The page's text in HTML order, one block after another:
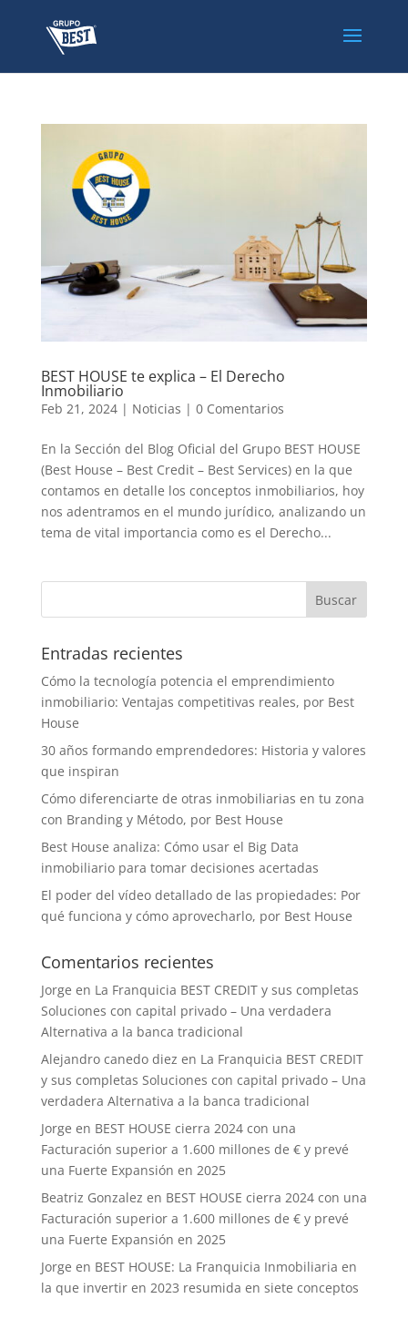
BEST HOUSE te explica – El Derecho
Inmobiliario
Feb 21, 2024| Noticias | 0 Comentarios
En la Sección del Blog Oficial del Grupo BEST HOUSE
(Best House – Best Credit – Best Services) en la que
contamos en detalle los conceptos inmobiliarios, hoy
nos adentramos en el mundo jurídico, analizando un
tema de vital importancia como es el Derecho...
Entradas recientes
Cómo la tecnología potencia el emprendimiento
inmobiliario: Ventajas competitivas reales, por Best
House
30 años formando emprendedores: Historia y valores
que inspiran
Cómo diferenciarte de otras inmobiliarias en tu zona
con Branding y Método, por Best House
Best House analiza: Cómo usar el Big Data
inmobiliario para tomar decisiones acertadas
El poder del vídeo detallado de las propiedades: Por
qué funciona y cómo aprovecharlo, por Best House
Comentarios recientes
Jorge en La Franquicia BEST CREDIT y sus completas
Soluciones con capital privado – Una verdadera
Alternativa a la banca tradicional
Alejandro canedo diez en La Franquicia BEST CREDIT
y sus completas Soluciones con capital privado – Una
verdadera Alternativa a la banca tradicional
Jorge en BEST HOUSE cierra 2024 con una
Facturación superior a 1.600 millones de € y prevé
una Fuerte Expansión en 2025
Beatriz Gonzalez en BEST HOUSE cierra 2024 con una
Facturación superior a 1.600 millones de € y prevé
una Fuerte Expansión en 2025
Jorge en BEST HOUSE: La Franquicia Inmobiliaria en
la que invertir en 2023 resumida en siete conceptos